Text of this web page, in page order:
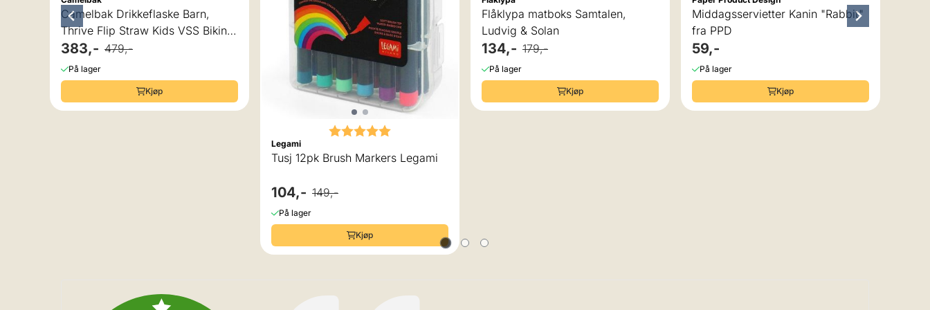
Camelbak Drikkeflaske Barn,
Thrive Flip Straw Kids VSS Biking
Dogs 0,35L
383,- 479,-
På lager
Kjøp
Karakter:
Legami
Tusj 12pk Brush Markers Legami
104,- 149,-
På lager
Kjøp
Flåklypa matboks Samtalen,
Ludvig & Solan
134,- 179,-
På lager
Kjøp
Middagsservietter Kanin "Rabbit"
fra PPD
59,-
På lager
Kjøp